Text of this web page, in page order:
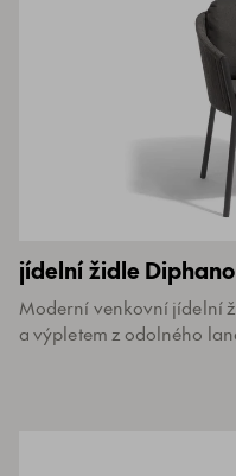
jídelní židle
Moderní venkovní jídelní
a výpletem z odolného